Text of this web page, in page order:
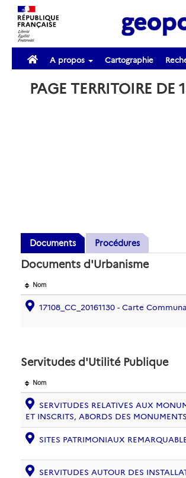
A propos Cartographie
PAGE TERRITOIRE DE
Documents Procédures
Documents d'Urbanisme
Nom
17108_CC_20161130 - Carte
Servitudes d'Utilité Publique
Nom
SERVITUDES RELATIVES AUX
ET INSCRITS, ABORDS DES
SITES PATRIMONIAUX
SERVITUDES AUTOUR DES